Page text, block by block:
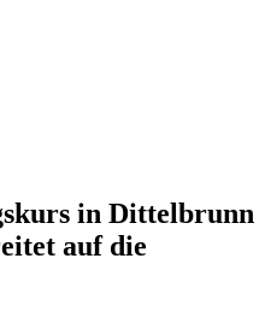
in Dittelbrunn
auf die